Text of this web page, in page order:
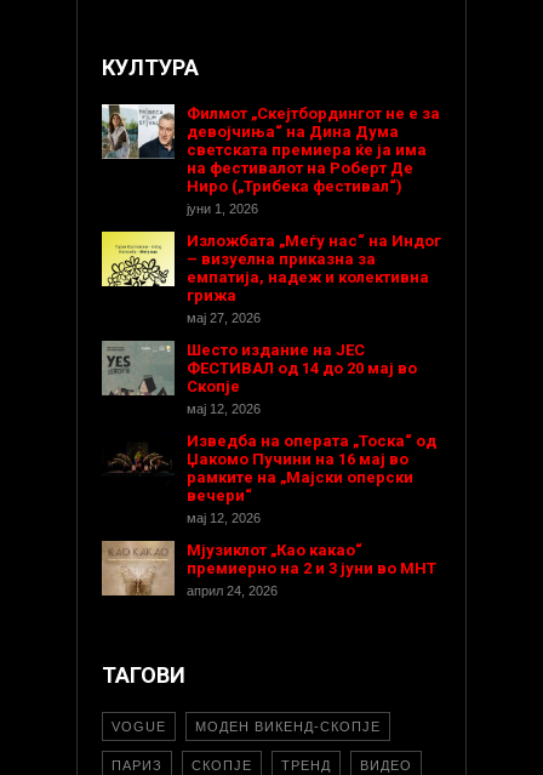
КУЛТУРА
Филмот „Скејтбордингот не е за
девојчиња“ на Дина Дума
светската премиера ќе ја има
на фестивалот на Роберт Де
Ниро („Трибека фестивал“)
јуни 1, 2026
Изложбата „Меѓу нас“ на Индог
– визуелна приказна за
емпатија, надеж и колективна
грижа
мај 27, 2026
Шесто издание на ЈЕС
ФЕСТИВАЛ од 14 до 20 мај во
Скопје
мај 12, 2026
Изведба на операта „Тоска“ од
Џакомо Пучини на 16 мај во
рамките на „Мајски оперски
вечери“
мај 12, 2026
Мјузиклот „Као какао“
премиерно на 2 и 3 јуни во МНТ
април 24, 2026
ТАГОВИ
VOGUE МОДЕН ВИКЕНД-СКОПЈЕ
ПАРИЗ СКОПЈЕ ТРЕНД ВИДЕО